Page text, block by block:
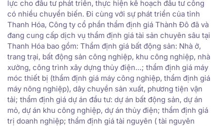
lực cho đầu tư phát triển, thực hiện kế hoạch đầu tư công
có nhiều chuyển biến. Đi cùng với sự phát triển của tỉnh
Thanh Hóa, Công ty cổ phần thẩm định giá Thành Đô đã và
đang cung cấp dịch vụ thẩm định giá tài sản chuyên sâu tại
Thanh Hóa bao gồm: Thẩm định giá bất động sản: Nhà ở,
trang trại, bất động sản công nghiệp, khu công nghiệp, nhà
xưởng, công trình xây dựng thủy điện…; thẩm định giá máy
móc thiết bị (thẩm định giá máy công nghiệp, thẩm định giá
máy nông nghiệp), dây chuyền sản xuất, phương tiện vận
tải; thẩm định giá dự án đầu tư: dự án bất động sản, dự án
mỏ, dự án khu công nghiệp, dự án thủy điện; thẩm định giá
trị doanh nghiệp; thẩm định giá tài nguyên ( tài nguyên